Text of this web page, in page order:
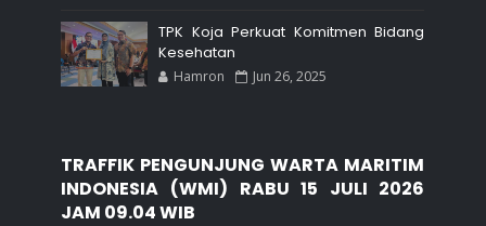
TPK Koja Perkuat Komitmen Bidang
Kesehatan
Hamron Jun 26, 2025
TRAFFIK PENGUNJUNG WARTA MARITIM
INDONESIA (WMI) RABU 15 JULI 2026
JAM 09.04 WIB